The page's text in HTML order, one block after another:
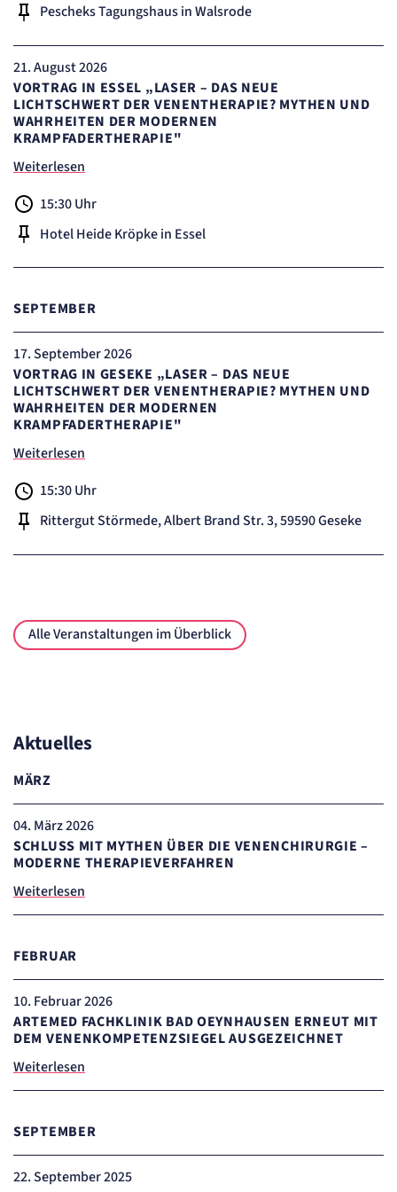
Pescheks Tagungshaus in Walsrode
21. August 2026
VORTRAG IN ESSEL „LASER – DAS NEUE
LICHTSCHWERT DER VENENTHERAPIE? MYTHEN UND
WAHRHEITEN DER MODERNEN
KRAMPFADERTHERAPIE"
Weiterlesen
15:30 Uhr
Hotel Heide Kröpke in Essel
SEPTEMBER
17. September 2026
VORTRAG IN GESEKE „LASER – DAS NEUE
LICHTSCHWERT DER VENENTHERAPIE? MYTHEN UND
WAHRHEITEN DER MODERNEN
KRAMPFADERTHERAPIE"
Weiterlesen
15:30 Uhr
Rittergut Störmede, Albert Brand Str. 3, 59590 Geseke
Alle Veranstaltungen im Überblick
Aktuelles
MÄRZ
04. März 2026
SCHLUSS MIT MYTHEN ÜBER DIE VENENCHIRURGIE –
MODERNE THERAPIEVERFAHREN
Weiterlesen
FEBRUAR
10. Februar 2026
ARTEMED FACHKLINIK BAD OEYNHAUSEN ERNEUT MIT
DEM VENENKOMPETENZSIEGEL AUSGEZEICHNET
Weiterlesen
SEPTEMBER
22. September 2025
"no" - 50 Jahre, "yes" - 480 Tage
Einverständnis-Cookie
Name:
cookie_consent
Zweck:
Dieser Cookie speichert die ausgewählten Einverständnis-Optionen des Benutzers
Cookie Laufzeit:
STATISTIK
anonym. Diese Informationen helfen uns
etracker Analytics
Name:
Anbieter:
etracker GmbH
Zweck:
Cookie Erkennung
Cookie Laufzeit:
etracker Analytics
Cookie Laufzeit:
480 Tage
Anbieter:
Zweck:
Cookie Laufzeit:
24 Std.
SmartRecruiters
SmartRecruiters GmbH
Zweck:
Stellenangebote anzeigen zu können.
Cookie Laufzeit: